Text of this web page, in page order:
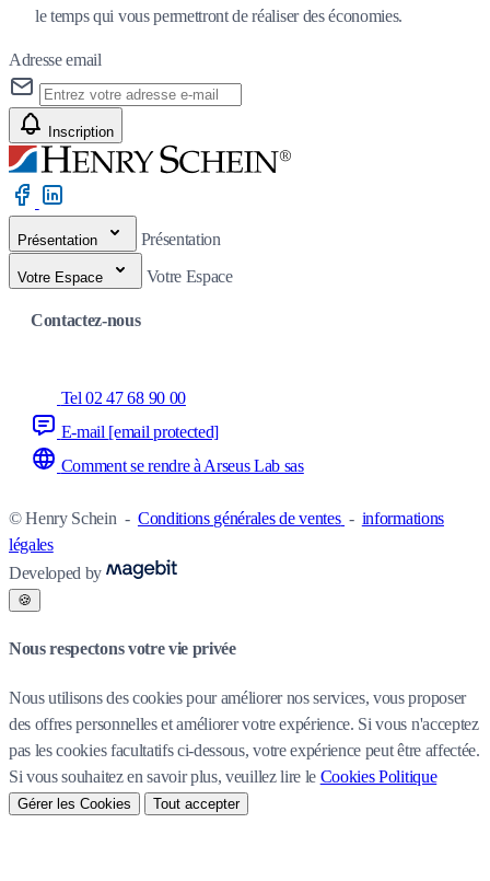
le temps qui vous permettront de réaliser des économies.
Adresse email
Inscription
Présentation Présentation
Votre Espace Votre Espace
Contactez-nous
Tel 02 47 68 90 00
E-mail [email protected]
Comment se rendre à Arseus Lab sas
© Henry Schein - Conditions générales de ventes - informations
légales
Developed by
🍪
Nous respectons votre vie privée
Nous utilisons des cookies pour améliorer nos services, vous proposer
des offres personnelles et améliorer votre expérience. Si vous n'acceptez
pas les cookies facultatifs ci-dessous, votre expérience peut être affectée.
Si vous souhaitez en savoir plus, veuillez lire le Cookies Politique
Gérer les Cookies Tout accepter